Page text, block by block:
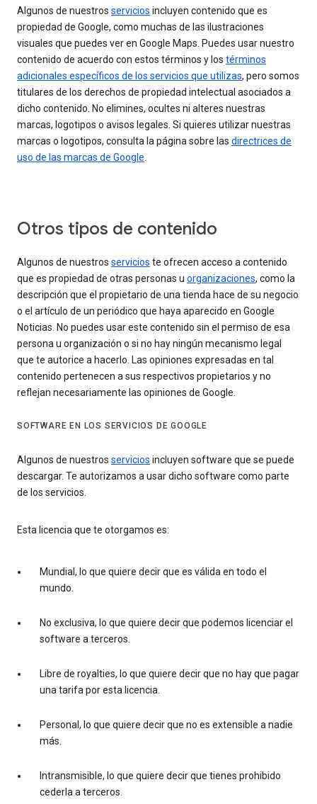
Algunos de nuestros servicios incluyen contenido que es
propiedad de Google, como muchas de las ilustraciones
visuales que puedes ver en Google Maps. Puedes usar nuestro
contenido de acuerdo con estos términos y los términos
adicionales específicos de los servicios que utilizas, pero somos
titulares de los derechos de propiedad intelectual asociados a
dicho contenido. No elimines, ocultes ni alteres nuestras
marcas, logotipos o avisos legales. Si quieres utilizar nuestras
marcas o logotipos, consulta la página sobre las directrices de
uso de las marcas de Google
Otros tipos de contenido
Algunos de nuestros servicios te ofrecen acceso a contenido
que es propiedad de otras personas u organizaciones, como la
descripción que el propietario de una tienda hace de su negocio
o el artículo de un periódico que haya aparecido en Google
Noticias. No puedes usar este contenido sin el permiso de esa
persona u organización o si no hay ningún mecanismo legal
que te autorice a hacerlo. Las opiniones expresadas en tal
contenido pertenecen a sus respectivos propietarios y no
reflejan necesariamente las opiniones de Google.
SOFTWARE EN LOS SERVICIOS DE GOOGLE
Algunos de nuestros servicios incluyen software que se puede
descargar. Te autorizamos a usar dicho software como parte
de los servicios.
Esta licencia que te otorgamos es:
Mundial, lo que quiere decir que es válida en todo el
mundo.
No exclusiva, lo que quiere decir que podemos licenciar el
software a terceros.
Libre de royalties, lo que quiere decir que no hay que pagar
una tarifa por esta licencia.
Personal, lo que quiere decir que no es extensible a nadie
más.
Intransmisible, lo que quiere decir que tienes prohibido
cederla a terceros.